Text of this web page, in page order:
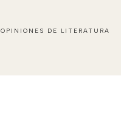
OPINIONES DE LITERATURA